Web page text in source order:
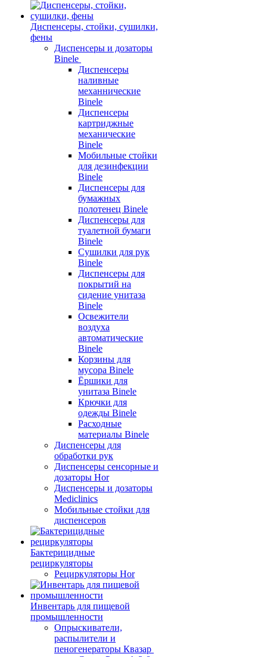
Диспенсеры, стойки, сушилки,
фены
Диспенсеры и дозаторы
Binele
Диспенсеры
наливные
механнические
Binele
Диспенсеры
картриджные
механические
Binele
Мобильные стойки
для дезинфекции
Binele
Диспенсеры для
бумажных
полотенец Binele
Диспенсеры для
туалетной бумаги
Binele
Сушилки для рук
Binele
Диспенсеры для
покрытий на
сидение унитаза
Binele
Освежители
воздуха
автоматические
Binele
Корзины для
мусора Binele
Ёршики для
унитаза Binele
Крючки для
одежды Binele
Расходные
материалы Binele
Диспенсеры для
обработки рук
Диспенсеры сенсорные и
дозаторы Hor
Диспенсеры и дозаторы
Mediclinics
Мобильные стойки для
диспенсеров
Бактерицидные
рециркуляторы
Рециркуляторы Hor
Инвентарь для пищевой
промышленности
Опрыскиватели,
распылители и
пеногенераторы Квазар